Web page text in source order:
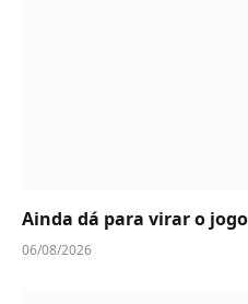
Ainda dá para virar o
06/08/2026